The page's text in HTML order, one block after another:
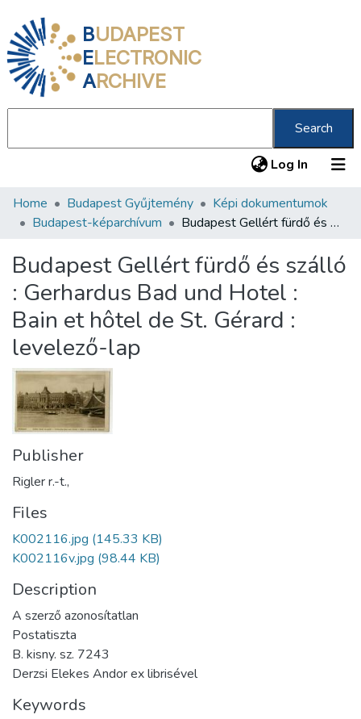
BUDAPEST
ELECTRONIC
ARCHIVE
Search
Log In (current)
Communities & Collections
Statistics
About us
Home Budapest Gyűjtemény
Képi dokumentumok
Budapest-képarchívum
Budapest Gellért fürdő és szálló : Gerhardus Bad und Hotel : Bain et hôtel de St. Gérard : levelező-lap
Budapest Gellért fürdő és szálló
: Gerhardus Bad und Hotel :
Bain et hôtel de St. Gérard :
levelező-lap
Publisher
Rigler r.-t.,
Files
K002116.jpg (145.33 KB)
K002116v.jpg (98.44 KB)
Description
A szerző azonosítatlan
Postatiszta
B. kisny. sz. 7243
Derzsi Elekes Andor ex librisével
Keywords